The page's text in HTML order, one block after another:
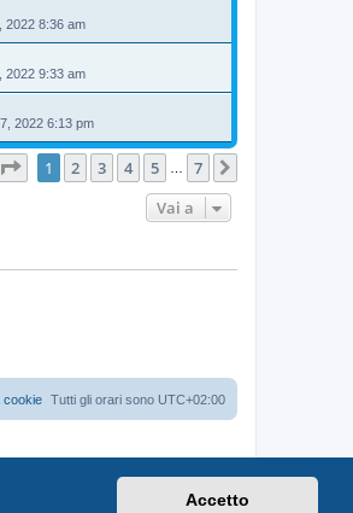
Accetto
2022 8:36 am
2022 9:33 am
2022 6:13 pm
Pagina1 di
1 2 3 4 5 7
Vai a
Tutti gli orari sono UTC+02:00
cookie